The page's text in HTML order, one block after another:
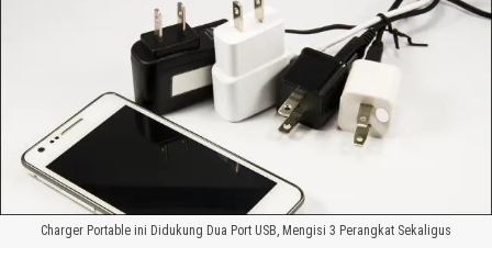
Charger Portable ini Didukung Dua Port USB, Mengisi 3 Perangkat Sekaligus